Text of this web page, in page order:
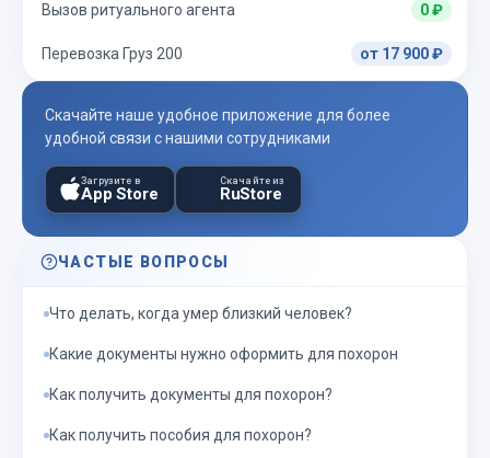
Вызов ритуального агента 0 ₽
Перевозка Груз 200 от 17 900 ₽
Скачайте наше удобное приложение для более
удобной связи с нашими сотрудниками
Загрузите в
App Store
Скачайте из
RuStore
ЧАСТЫЕ ВОПРОСЫ
Что делать, когда умер близкий человек?
Какие документы нужно оформить для похорон
Как получить документы для похорон?
Как получить пособия для похорон?